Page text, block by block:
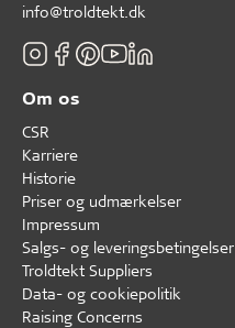
info@troldtekt.dk
Om os
CSR
Karriere
Historie
Priser og udmærkelser
Impressum
Salgs- og leveringsbetingelser
Troldtekt Suppliers
Data- og cookiepolitik
Raising Concerns